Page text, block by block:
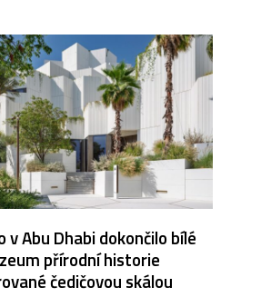
v Abu Dhabi dokončilo bílé
přírodní historie
čedičovou skálou